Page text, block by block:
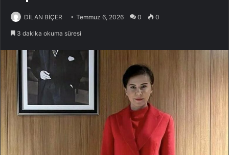
DİLAN BİÇER Temmuz 6, 2026 0 0
3 dakika okuma süresi